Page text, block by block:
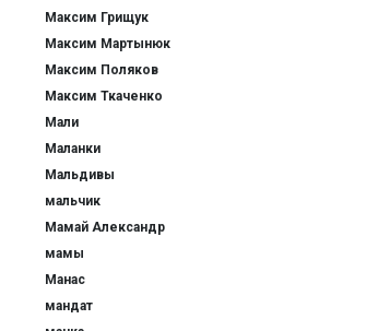
Максим Грищук
Максим Мартынюк
Максим Поляков
Максим Ткаченко
Мали
Маланки
Мальдивы
мальчик
Мамай Александр
мамы
Манас
мандат